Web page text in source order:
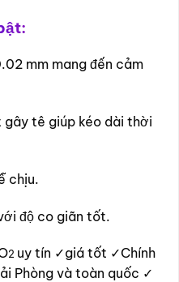
mm mang đến cảm
tê giúp kéo dài thời
chịu.
độ co giãn tốt.
2 uy tín ✓giá tốt ✓Chính
Phòng và toàn quốc ✓